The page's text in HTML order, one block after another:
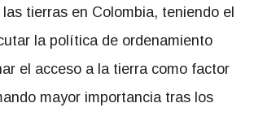
tierras en Colombia, teniendo el
la política de ordenamiento
el acceso a la tierra como factor
mayor importancia tras los